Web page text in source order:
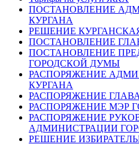
ПОСТАНОВЛЕНИЕ
КУРГАНА
РЕШЕНИЕ
ПОСТАНОВЛЕНИЕ
ПОСТАНОВЛЕНИЕ
ГОРОДСКОЙ ДУМЫ
РАСПОРЯЖЕНИЕ
КУРГАНА
РАСПОРЯЖЕНИЕ
РАСПОРЯЖЕНИЕ МЭР
РАСПОРЯЖЕНИЕ
АДМИНИСТРАЦИИ
РЕШЕНИЕ